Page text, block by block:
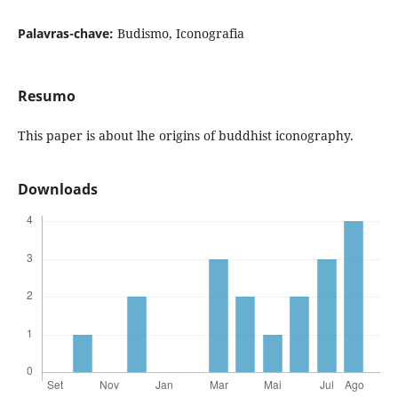
Palavras-chave: Budismo, Iconografia
Resumo
This paper is about lhe origins of buddhist iconography.
Downloads